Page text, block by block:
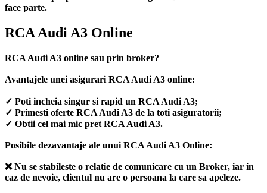
face parte.
RCA Audi A3 Online
RCA Audi A3 online sau prin broker?
Avantajele unei asigurari RCA Audi A3 online:
✓ Poti incheia singur si rapid un RCA Audi A3;
✓ Primesti oferte RCA Audi A3 de la toti asiguratorii;
✓ Obtii cel mai mic pret RCA Audi A3.
Posibile dezavantaje ale unui RCA Audi A3 Online:
❌ Nu se stabileste o relatie de comunicare cu un Broker, iar in
caz de nevoie, clientul nu are o persoana la care sa apeleze.